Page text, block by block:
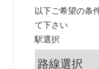
以下ご希望の条
て下さい
駅選択